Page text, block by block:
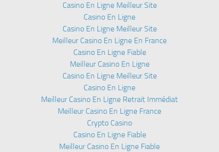
Casino En Ligne Meilleur Site
Casino En Ligne
Casino En Ligne Meilleur Site
Meilleur Casino En Ligne En France
Casino En Ligne Fiable
Meilleur Casino En Ligne
Casino En Ligne Meilleur Site
Casino En Ligne
Meilleur Casino En Ligne Retrait Immédiat
Meilleur Casino En Ligne France
Crypto Casino
Casino En Ligne Fiable
Meilleur Casino En Ligne Fiable